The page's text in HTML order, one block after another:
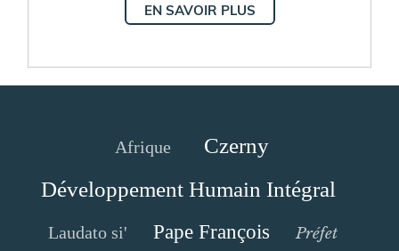
EN SAVOIR PLUS
Afrique
Czerny
Développement Humain Intégral
Laudato si' Pape François Préfet